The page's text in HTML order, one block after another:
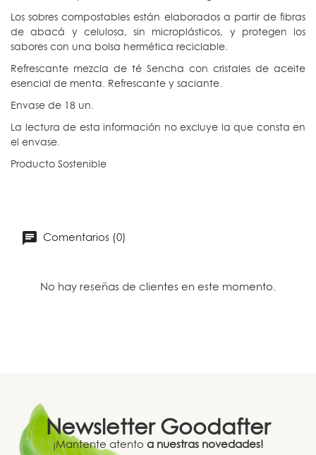
Los sobres compostables están elaborados a partir de fibras
de abacá y celulosa, sin microplásticos, y protegen los
sabores con una bolsa hermética reciclable.
Refrescante mezcla de té Sencha con cristales de aceite
esencial de menta. Refrescante y saciante.
Envase de 18 un.
La lectura de esta información no excluye la que consta en
el envase.
Producto Sostenible
Comentarios (0)
No hay reseñas de clientes en este momento.
Newsletter Goodafter
¡Mantente atento a nuestras novedades!